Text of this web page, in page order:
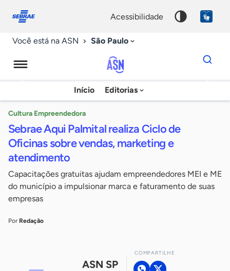
conosco
acessibilidade
Você está na ASN São Paulo
Agência
Sebrae
Notícias
Início Editorias
Dados
para
chave
Cultura Empreendedora
Sebrae Aqui Palmital realiza Ciclo de
Oficinas sobre vendas, marketing e
atendimento
Capacitações gratuitas ajudam empreendedores MEI e ME
do município a impulsionar marca e faturamento de suas
empresas
Por Redação
ASN SP
COMPARTILHE